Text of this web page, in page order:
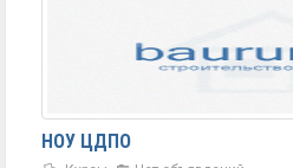
НОУ ЦДПО